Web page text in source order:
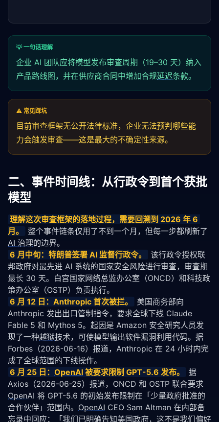
💡 一句话理解
企业 AI 团队应将模型发布审查周期（19–30 天）纳入
产品路线图，并在供应商合同中增加合规延迟条款。
⚠️ 常见踩坑
目前审查框架无公开法律标准，企业无法预判哪些能
力会触发审查——这是最大的不确定性来源。
二、事件时间线：从行政令到首个获批
模型
理解这次审查框架的落地过程，需要回溯到 2026 年 6
月。
AI 治理的边界。
6 月中旬：特朗普签署 AI 监督行政令。
该行政令授权联
邦政府对最先进 AI 系统的国家安全风险进行审查，审查期
最长 30 天。白宫国家网络总监办公室（ONCD）和科技政
策办公室（OSTP）负责执行。
6 月 12 日：Anthropic 首次被拦。
美国商务部向
Anthropic 发出出口管制指令，要求全球下线 Claude
Fable 5 和 Mythos 5。起因是 Amazon 安全研究人员发
现了一种越狱
Forbes （2026-06-16）报道，Anthropic 在 24 小时内完
成了全球范围的下线操作。
6 月 25 日： OpenAI 被要求限制 GPT-5.6 发布。
Axios
OpenAI 将 GPT-5.6 的初始发布限制在「少量政府批准的
合作伙伴」范围内。 OpenAI CEO Sam Altman 在内部备
忘录中回应：「我们已明确告知美国政府，这不是我们偏好